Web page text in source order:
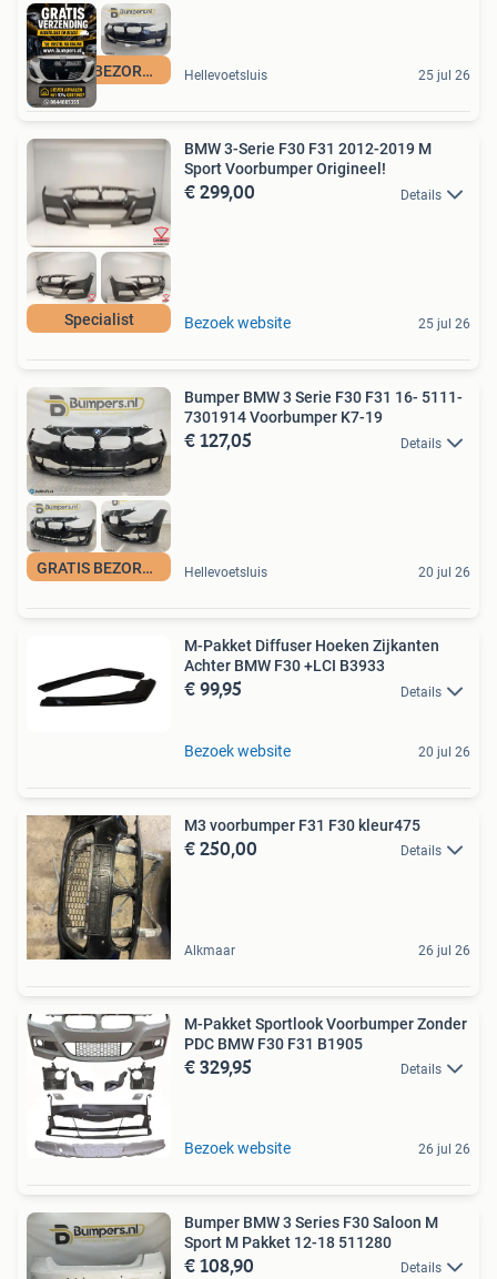
GRATIS BEZORGING Hellevoetsluis 25 jul 26
Specialist
BMW 3-Serie F30 F31 2012-2019 M
Sport Voorbumper Origineel!
€ 299,00 Details
Bezoek website 25 jul 26
GRATIS BEZORGING
Bumper BMW 3 Serie F30 F31 16- 5111-
7301914 Voorbumper K7-19
€ 127,05 Details
Hellevoetsluis 20 jul 26
M-Pakket Diffuser Hoeken Zijkanten
Achter BMW F30 +LCI B3933
€ 99,95 Details
Bezoek website 20 jul 26
M3 voorbumper F31 F30 kleur475
€ 250,00 Details
Alkmaar 26 jul 26
M-Pakket Sportlook Voorbumper Zonder
PDC BMW F30 F31 B1905
€ 329,95 Details
Bezoek website 26 jul 26
Bumper BMW 3 Series F30 Saloon M
Sport M Pakket 12-18 511280
€ 108,90 Details